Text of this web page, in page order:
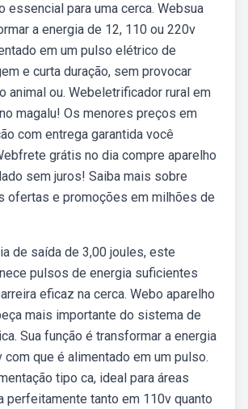
essencial para uma cerca. Websua
a energia de 12, 110 ou 220v
em um pulso elétrico de
e curta duração, sem provocar
animal ou. Webeletrificador rural em
magalu! Os menores preços em
com entrega garantida você
grátis no dia compre aparelho
sem juros! Saiba mais sobre
ofertas e promoções em milhões de
de saída de 3,00 joules, este
pulsos de energia suficientes
eficaz na cerca. Webo aparelho
mais importante do sistema de
Sua função é transformar a energia
com que é alimentado em um pulso.
tipo ca, ideal para áreas
perfeitamente tanto em 110v quanto